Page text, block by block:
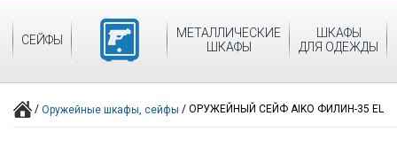
СЕЙФЫ
ОРУЖЕЙНЫЕ
ШКАФЫ
МЕТАЛЛИЧЕСКИЕ
ШКАФЫ
ШКАФЫ
ДЛЯ ОДЕЖДЫ
/ Оружейные шкафы, сейфы / ОРУЖЕЙНЫЙ СЕЙФ AIKO ФИЛИН-35 EL